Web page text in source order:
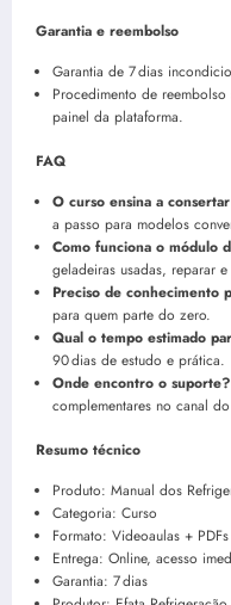
Garantia e reembolso
Garantia de 7 dias
Procedimento de
painel da plataforma.
FAQ
O curso ensina a
a passo para modelos
Como funciona o módulo
geladeiras usadas, reparar
Preciso de conhecimento
para quem parte do zero.
Qual o tempo estimado
90 dias de estudo e prática.
Onde encontro o suporte?
complementares no canal
Resumo técnico
Produto: Manual dos
Categoria: Curso
Formato: Videoaulas + PDFs
Entrega: Online, acesso
Garantia: 7 dias